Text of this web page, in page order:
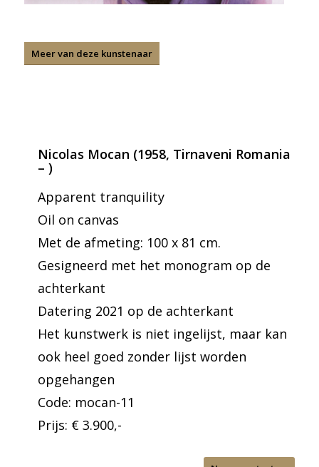
Meer van deze kunstenaar
Nicolas Mocan (1958, Tirnaveni Romania
– )
Apparent tranquility
Oil on canvas
Met de afmeting: 100 x 81 cm.
Gesigneerd met het monogram op de
achterkant
Datering 2021 op de achterkant
Het kunstwerk is niet ingelijst, maar kan
ook heel goed zonder lijst worden
opgehangen
Code: mocan-11
Prijs: € 3.900,-